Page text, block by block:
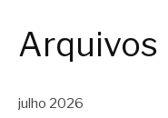
Arquivos
julho 2026